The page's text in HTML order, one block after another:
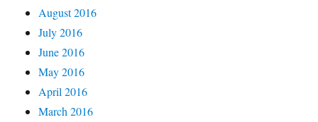
August 2016
July 2016
June 2016
May 2016
April 2016
March 2016